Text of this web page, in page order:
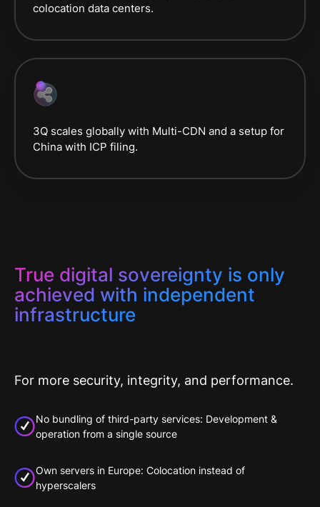
colocation data centers.
3Q scales globally with Multi-CDN and a setup for
China with ICP filing.
True digital sovereignty is only
achieved with independent
infrastructure
For more security, integrity, and performance.
No bundling of third-party services: Development &
operation from a single source
Own servers in Europe: Colocation instead of
hyperscalers